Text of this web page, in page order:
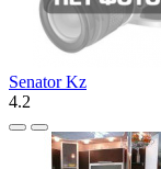
Senator Kz
4.2